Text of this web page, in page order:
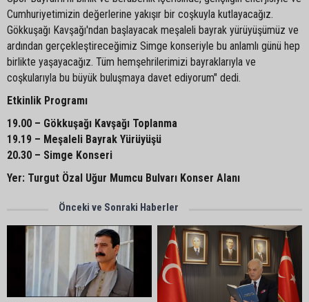
Cumhuriyetimizin değerlerine yakışır bir coşkuyla kutlayacağız.
Gökkuşağı Kavşağı'ndan başlayacak meşaleli bayrak yürüyüşümüz ve
ardından gerçekleştireceğimiz Simge konseriyle bu anlamlı günü hep
birlikte yaşayacağız. Tüm hemşehrilerimizi bayraklarıyla ve
coşkularıyla bu büyük buluşmaya davet ediyorum" dedi.
Etkinlik Programı
19.00 – Gökkuşağı Kavşağı Toplanma
19.19 – Meşaleli Bayrak Yürüyüşü
20.30 – Simge Konseri
Yer: Turgut Özal Uğur Mumcu Bulvarı Konser Alanı
Önceki ve Sonraki Haberler